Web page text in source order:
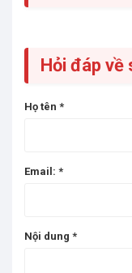
Hỏi đáp về
Họ tên *
Email: *
Nội dung *